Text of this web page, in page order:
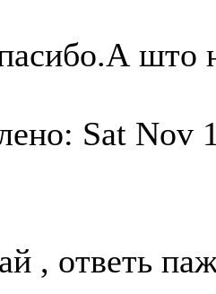
што
Sat Nov
, ответь